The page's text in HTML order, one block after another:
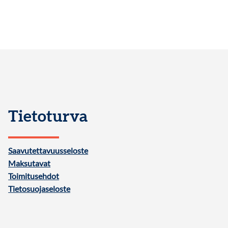
Tietoturva
Saavutettavuusseloste
Maksutavat
Toimitusehdot
Tietosuojaseloste